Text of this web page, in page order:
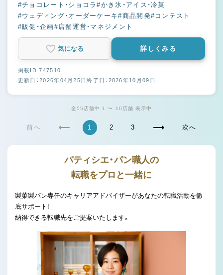
#チョコレート・ショコラ#かき氷・アイス・冷菓
#ウェディング・オーダーケーキ#商品開発#コンテスト
#販促・企画#店舗運営・マネジメント
気になる 詳しくみる
掲載ID 747510
更新日：2026年04月25日終了日：2026年10月09日
全55店舗中 1 〜 10店舗 表示中
前へ 1 2 3 次へ
パティシエ・パン職人の
転職をプロと一緒に
製菓製パン専任のキャリアアドバイザーがあなたの転職活動を徹
底サポート!
納得できる転職先をご提案いたします。